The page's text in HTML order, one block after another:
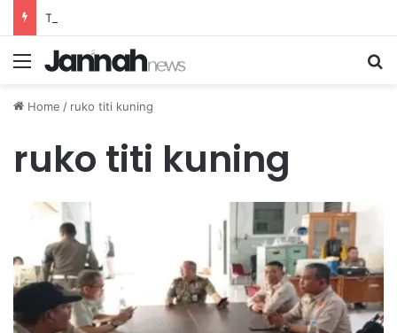
Menu
Home / ruko titi kuning
ruko titi kuning